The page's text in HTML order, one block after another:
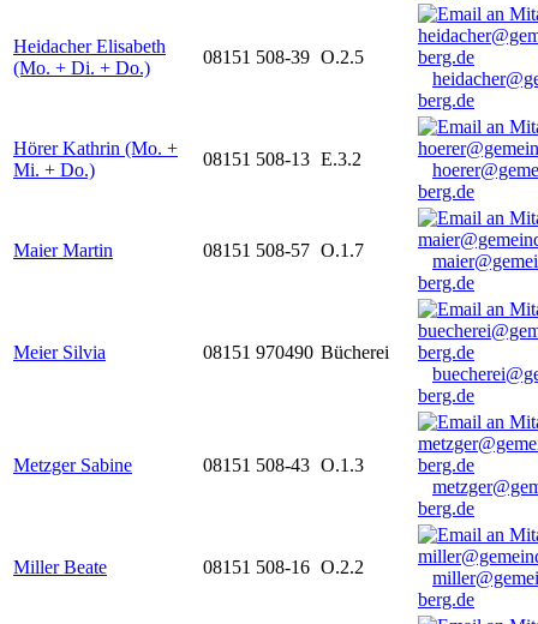
Heidacher Elisabeth
(Mo. + Di. + Do.)
08151 508-39 O.2.5
berg.de
Hörer Kathrin (Mo. +
Mi. + Do.)
08151 508-13 E.3.2
berg.de
Maier Martin 08151 508-57 O.1.7
berg.de
Meier Silvia 08151 970490 Bücherei
berg.de
Metzger Sabine 08151 508-43 O.1.3
berg.de
Miller Beate 08151 508-16 O.2.2
berg.de